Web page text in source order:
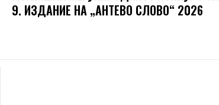
9. ИЗДАНИЕ НА „АНТЕВО СЛОВО“ 2026